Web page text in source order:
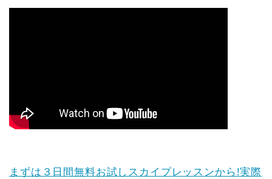
まずは３日間無料お試しスカイプレッスンから!実際